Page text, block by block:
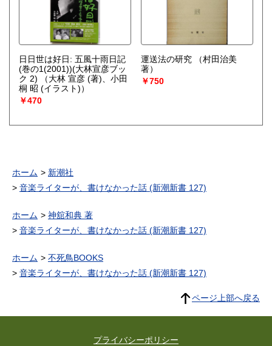
日日世は好日: 五風十雨日記
(巻の1(2001))(大林宣彦ブッ
ク 2)
（大林 宣彦 (著)、小田
桐 昭 (イラスト)）
￥470
運送法の研究
（村田治美
著）
￥750
ホーム
新潮社
音楽ライターが、書けなかった話 (新潮新書 127)
ホーム
神舘和典 著
音楽ライターが、書けなかった話 (新潮新書 127)
ホーム
不死鳥BOOKS
音楽ライターが、書けなかった話 (新潮新書 127)
ページ上部へ戻る
プライバシーポリシー